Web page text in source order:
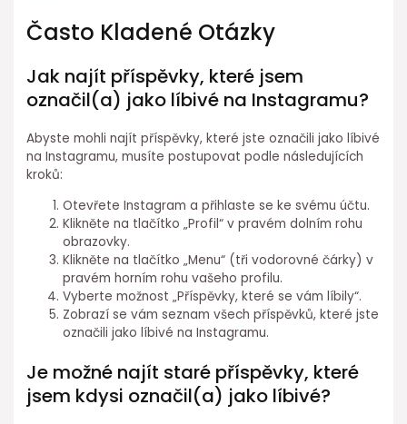
Často Kladené Otázky
Jak najít příspěvky, které jsem
označil(a) jako líbivé na Instagramu?
Abyste mohli najít příspěvky, které jste označili jako líbivé
na Instagramu, musíte postupovat podle následujících
kroků:
Otevřete Instagram a přihlaste se ke svému účtu.
Klikněte na tlačítko „Profil“ v pravém dolním rohu
obrazovky.
Klikněte na tlačítko „Menu“ (tři vodorovné čárky) v
pravém horním rohu vašeho profilu.
Vyberte možnost „Příspěvky, které se vám líbily“.
Zobrazí se vám seznam všech příspěvků, které jste
označili jako líbivé na Instagramu.
Je možné najít staré příspěvky, které
jsem kdysi označil(a) jako líbivé?